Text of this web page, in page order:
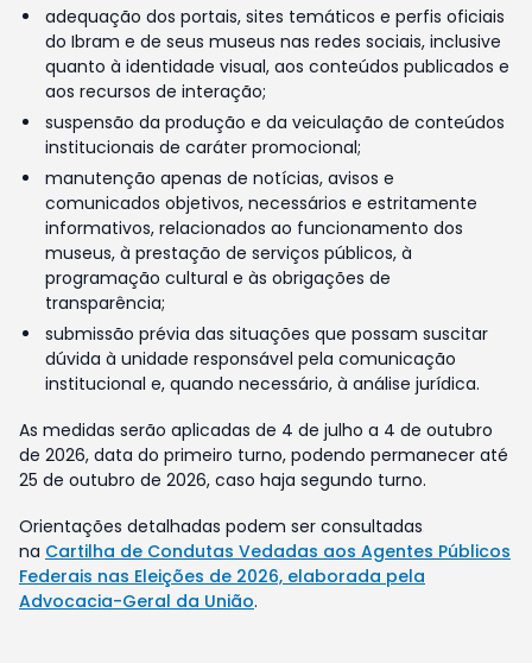
adequação dos portais, sites temáticos e perfis oficiais
do Ibram e de seus museus nas redes sociais, inclusive
quanto à identidade visual, aos conteúdos publicados e
aos recursos de interação;
suspensão da produção e da veiculação de conteúdos
institucionais de caráter promocional;
manutenção apenas de notícias, avisos e
comunicados objetivos, necessários e estritamente
informativos, relacionados ao funcionamento dos
museus, à prestação de serviços públicos, à
programação cultural e às obrigações de
transparência;
submissão prévia das situações que possam suscitar
dúvida à unidade responsável pela comunicação
institucional e, quando necessário, à análise jurídica.
As medidas serão aplicadas de 4 de julho a 4 de outubro
de 2026, data do primeiro turno, podendo permanecer até
25 de outubro de 2026, caso haja segundo turno.
Orientações detalhadas podem ser consultadas
na Cartilha de Condutas Vedadas aos Agentes Públicos
Federais nas Eleições de 2026, elaborada pela
Advocacia-Geral da União.